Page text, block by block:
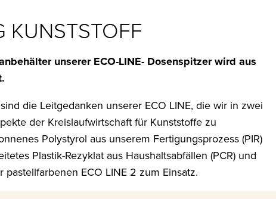
KUNSTSTOFF
unserer ECO-LINE- Dosenspitzer wird aus
die Leitgedanken unserer ECO LINE, die wir in zwei
der Kreislaufwirtschaft für Kunststoffe zu
Polystyrol aus unserem Fertigungsprozess (PIR)
Plastik-Rezyklat aus Haushaltsabfällen (PCR) und
ECO LINE 2 zum Einsatz.